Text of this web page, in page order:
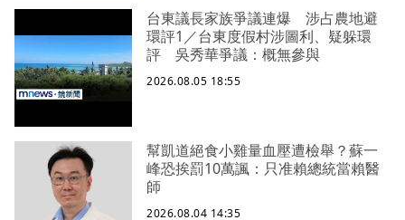
台東議長家族爭議連爆 涉占農地避
環評1／台東度假村涉圖利、疑躲環
評 吳秀華爭議：概無參與
2026.08.05 18:55
幫凱道絕食小雞量血壓遭檢舉？蘇一
峰恐挨罰10萬諷：只准賴總統當賴醫
師
2026.08.04 14:35